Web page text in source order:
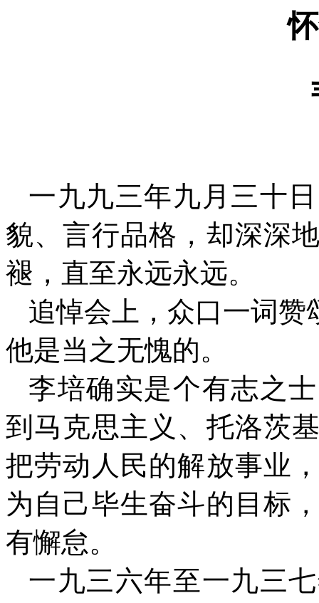
一九九三年九月三十
貌、言行品格，却深深
褪，直至永远永远。
追悼会上，众口一词赞
他是当之无愧的。
李培确实是个有志之
到马克思主义、托洛茨
把劳动人民的解放事业
为自己毕生奋斗的目标
有懈怠。
一九三六年至一九三